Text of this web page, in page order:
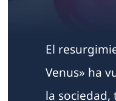
El
Venus» ha
la